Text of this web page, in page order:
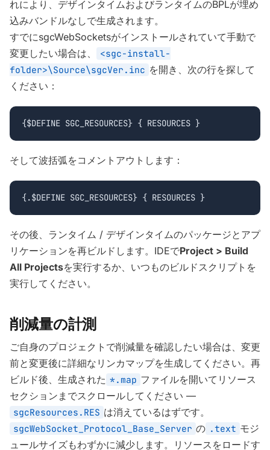
れにより、デザインタイムおよびランタイムのBPLが埋め
込みバンドルなしで生成されます。
すでにsgcWebSocketsがインストールされていて手動で
変更したい場合は、
<sgc-install-
folder>\Source\sgcVer.inc を開き、次の行を探して
ください：
{$DEFINE SGC_RESOURCES} { RESOURCES }
そして波括弧をコメントアウトします：
{.$DEFINE SGC_RESOURCES} { RESOURCES }
その後、ランタイム / デザインタイムのパッケージとアプ
リケーションを再ビルドします。IDEでProject > Build
All Projectsを実行するか、いつものビルドスクリプトを
実行してください。
削減量の計測
ご自身のプロジェクトで削減量を確認したい場合は、変更
前と変更後に詳細なリンカマップを生成してください。再
ビルド後、生成された *.map ファイルを開いてリソース
セクションまでスクロールしてください —
sgcResources.RES は消えているはずです。
sgcWebSocket_Protocol_Base_Server の .text モジ
ュールサイズもわずかに減少します。リソースをロードす